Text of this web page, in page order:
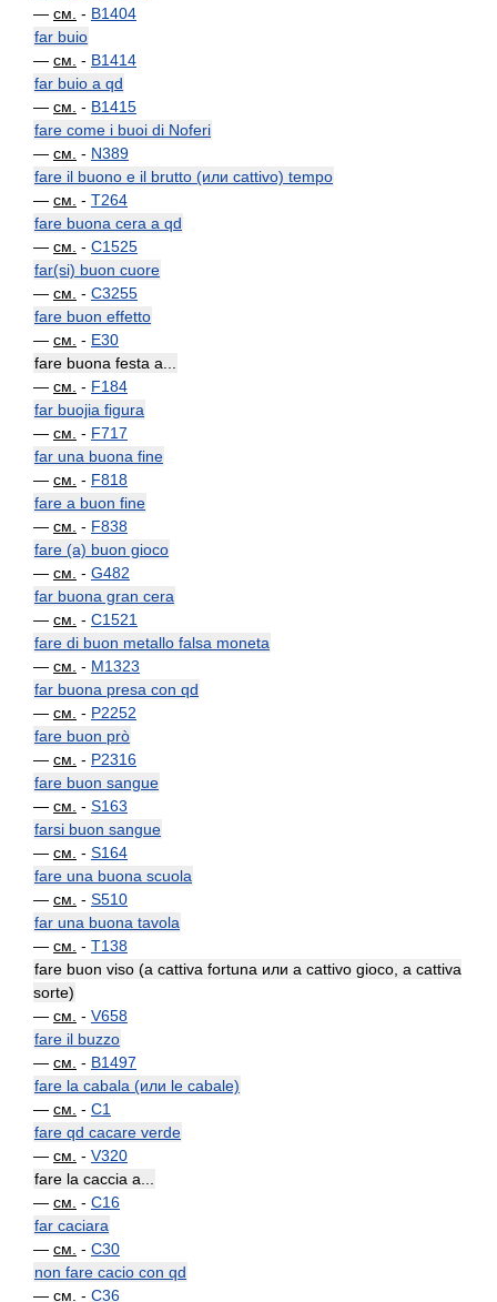
— см. - B1404
far buio
— см. - B1414
far buio a qd
— см. - B1415
fare come i buoi di Noferi
— см. - N389
fare il buono e il brutto (или cattivo) tempo
— см. - T264
fare buona cera a qd
— см. - C1525
far(si) buon cuore
— см. - C3255
fare buon effetto
— см. - E30
fare buona festa a...
— см. - F184
far buojia figura
— см. - F717
far una buona fine
— см. - F818
fare a buon fine
— см. - F838
fare (a) buon gioco
— см. - G482
far buona gran cera
— см. - C1521
fare di buon metallo falsa moneta
— см. - M1323
far buona presa con qd
— см. - P2252
fare buon prò
— см. - P2316
fare buon sangue
— см. - S163
farsi buon sangue
— см. - S164
fare una buona scuola
— см. - S510
far una buona tavola
— см. - T138
fare buon viso (a cattiva fortuna или a cattivo gioco, a cattiva
sorte)
— см. - V658
fare il buzzo
— см. - B1497
fare la cabala (или le cabale)
— см. - C1
fare qd cacare verde
— см. - V320
fare la caccia a...
— см. - C16
far caciara
— см. - C30
non fare cacio con qd
— см. - C36